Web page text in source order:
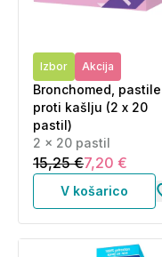
Izbor Akcija
Bronchomed, pastile
proti kašlju (2 x 20
pastil)
2 x 20 pastil
15,25 €7,20 €
V košarico